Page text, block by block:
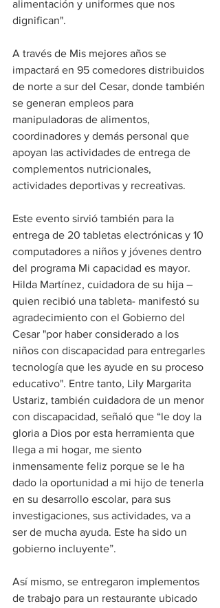
alimentación y uniformes que nos
dignifican".
A través de Mis mejores años se
impactará en 95 comedores distribuidos
de norte a sur del Cesar, donde también
se generan empleos para
manipuladoras de alimentos,
coordinadores y demás personal que
apoyan las actividades de entrega de
complementos nutricionales,
actividades deportivas y recreativas.
Este evento sirvió también para la
entrega de 20 tabletas electrónicas y 10
computadores a niños y jóvenes dentro
del programa Mi capacidad es mayor.
Hilda Martínez, cuidadora de su hija –
quien recibió una tableta- manifestó su
agradecimiento con el Gobierno del
Cesar "por haber considerado a los
niños con discapacidad para entregarles
tecnología que les ayude en su proceso
educativo". Entre tanto, Lily Margarita
Ustariz, también cuidadora de un menor
con discapacidad, señaló que “le doy la
gloria a Dios por esta herramienta que
llega a mi hogar, me siento
inmensamente feliz porque se le ha
dado la oportunidad a mi hijo de tenerla
en su desarrollo escolar, para sus
investigaciones, sus actividades, va a
ser de mucha ayuda. Este ha sido un
gobierno incluyente”.
Así mismo, se entregaron implementos
de trabajo para un restaurante ubicado